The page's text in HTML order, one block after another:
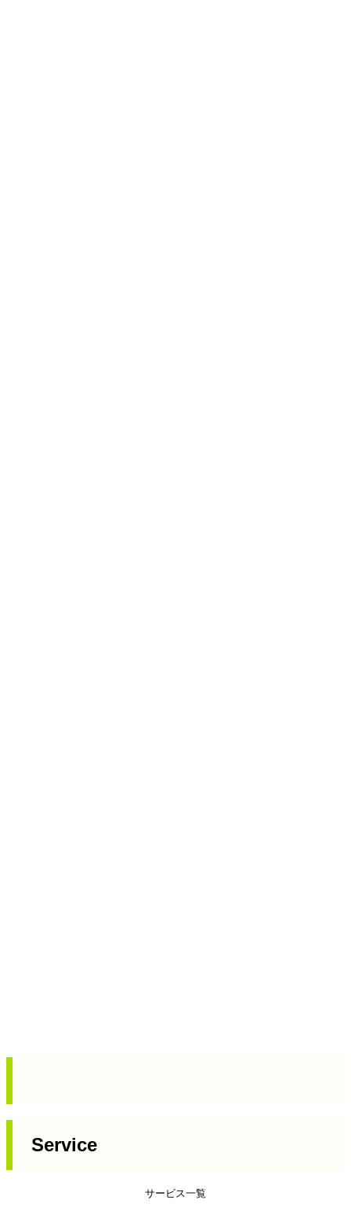
Service
サービス一覧